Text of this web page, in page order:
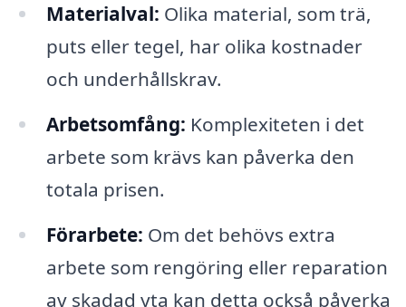
Materialval: Olika material, som trä,
puts eller tegel, har olika kostnader
och underhållskrav.
Arbetsomfång: Komplexiteten i det
arbete som krävs kan påverka den
totala prisen.
Förarbete: Om det behövs extra
arbete som rengöring eller reparation
av skadad yta kan detta också påverka